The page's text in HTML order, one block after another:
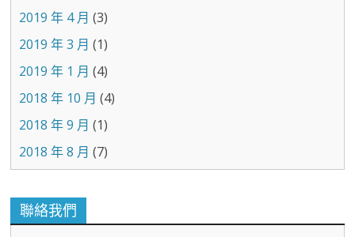
2019 年 4 月 (3)
2019 年 3 月 (1)
2019 年 1 月 (4)
2018 年 10 月 (4)
2018 年 9 月 (1)
2018 年 8 月 (7)
聯絡我們